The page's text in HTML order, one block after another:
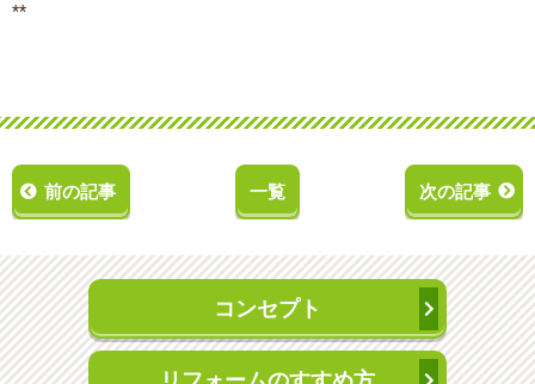
**
前の記事 一覧 次の記事
コンセプト